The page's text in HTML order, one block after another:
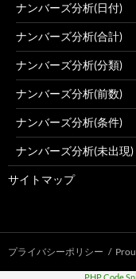
ナンバーズ分析(日付)
ナンバーズ分析(合計)
ナンバーズ分析(分類)
ナンバーズ分析(前数)
ナンバーズ分析(条件)
ナンバーズ分析(未出現)
サイトマップ
プライバシーポリシー